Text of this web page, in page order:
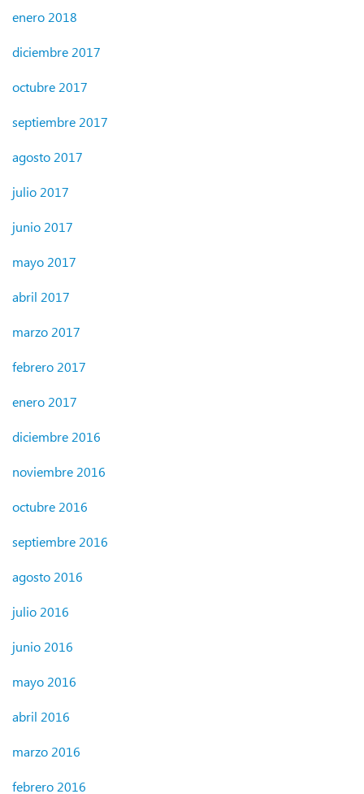
enero 2018
diciembre 2017
octubre 2017
septiembre 2017
agosto 2017
julio 2017
junio 2017
mayo 2017
abril 2017
marzo 2017
febrero 2017
enero 2017
diciembre 2016
noviembre 2016
octubre 2016
septiembre 2016
agosto 2016
julio 2016
junio 2016
mayo 2016
abril 2016
marzo 2016
febrero 2016